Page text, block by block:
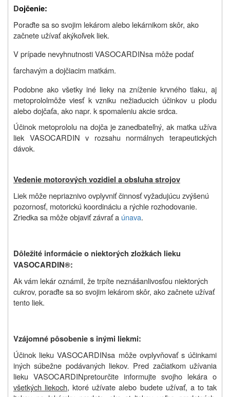
Dojčenie:
Poraďte sa so svojim lekárom alebo lekárnikom skôr, ako
začnete užívať akýkoľvek liek.
V prípade nevyhnutnostiVASOCARDINsa môže podať
ťarchavým a dojčiacim matkám.
Podobne ako všetky iné lieky na zníženie krvného tlaku, aj
metoprololmôže viesť k vzniku nežiaducich účinkov u plodu
alebo dojčaťa, ako napr. k spomaleniu akcie srdca.
Účinok metoprololu na dojča je zanedbateľný, ak matka užíva
liek VASOCARDIN v rozsahu normálnych terapeutických
dávok.
Vedenie motorových vozidiel a obsluha strojov
Liek môže nepriaznivo ovplyvniť činnosť vyžadujúcu zvýšenú
pozornosť, motorickú koordináciu a rýchle rozhodovanie.
Zriedka sa môže objaviť závrať a únava.
Dôležité informácie o niektorých zložkách lieku
VASOCARDIN®:
Ak vám lekár oznámil, že trpíte neznášanlivosťou niektorých
cukrov, poraďte sa so svojim lekárom skôr, ako začnete užívať
tento liek.
Vzájomné pôsobenie s inými liekmi:
Účinok lieku VASOCARDINsa môže ovplyvňovať s účinkami
iných súbežne podávaných liekov. Pred začiatkom užívania
lieku VASOCARDINpretourčite informujte svojho lekára o
všetkých liekoch, ktoré užívate alebo budete užívať, a to tak